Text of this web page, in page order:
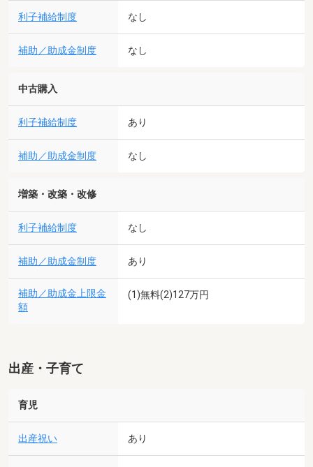
利子補給制度 なし
補助／助成金制度 なし
中古購入
利子補給制度 あり
補助／助成金制度 なし
増築・改築・改修
利子補給制度 なし
補助／助成金制度 あり
補助／助成金上限金
額
(1)無料(2)127万円
出産・子育て
育児
出産祝い あり